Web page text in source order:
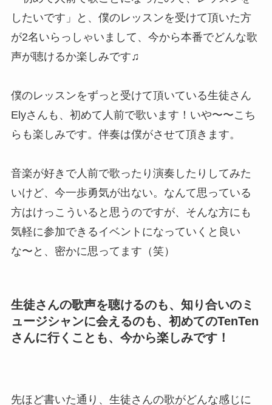
したいです」と、僕のレッスンを受けて頂いた方
が2名いらっしゃいまして、今から本番でどんな歌
声が聴けるか楽しみです♫
僕のレッスンをずっと受けて頂いている生徒さん
Elyさんも、初めて人前で歌います！いや〜〜こち
らも楽しみです。伴奏は僕がさせて頂きます。
音楽が好きで人前で歌ったり演奏したりしてみた
いけど、今一歩勇気が出ない。なんて思っている
方はけっこういると思うのですが、そんな方にも
気軽に参加できるイベントになっていくと良い
な〜と、密かに思ってます（笑）
生徒さんの歌声を聴けるのも、知り合いのミ
ュージシャンに会えるのも、初めてのTenTen
さんに行くことも、今から楽しみです！
先ほど書いた通り、生徒さんの歌がどんな感じに